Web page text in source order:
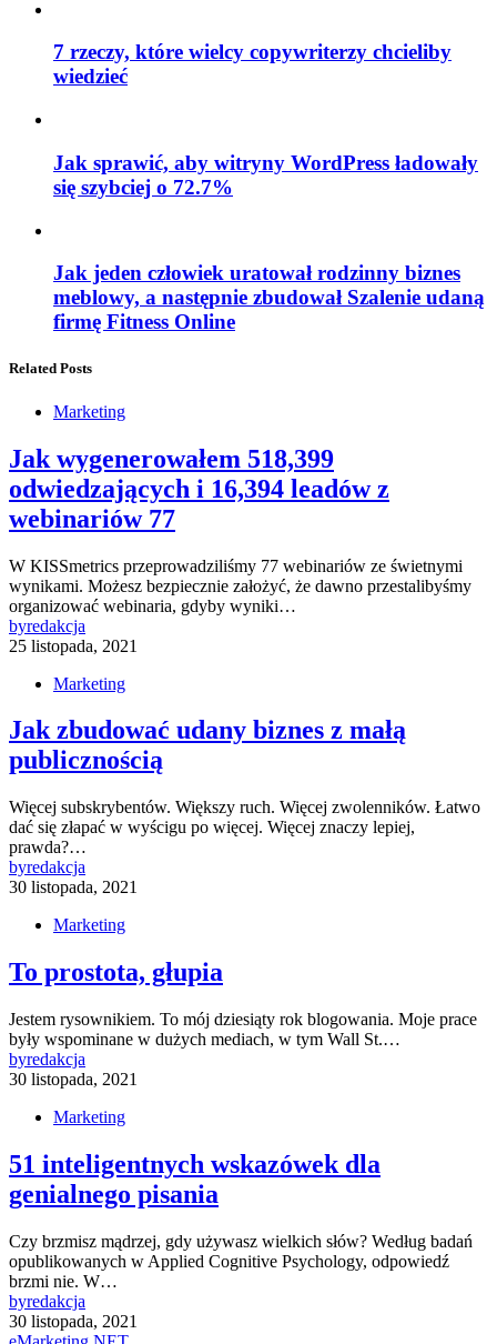
7 rzeczy, które wielcy copywriterzy chcieliby
wiedzieć
Jak sprawić, aby witryny WordPress ładowały
się szybciej o 72.7%
Jak jeden człowiek uratował rodzinny biznes
meblowy, a następnie zbudował Szalenie udaną
firmę Fitness Online
Related Posts
Marketing
Jak wygenerowałem 518,399
odwiedzających i 16,394 leadów z
webinariów 77
W KISSmetrics przeprowadziliśmy 77 webinariów ze świetnymi
wynikami. Możesz bezpiecznie założyć, że dawno przestalibyśmy
organizować webinaria, gdyby wyniki…
byredakcja
25 listopada, 2021
Marketing
Jak zbudować udany biznes z małą
publicznością
Więcej subskrybentów. Większy ruch. Więcej zwolenników. Łatwo
dać się złapać w wyścigu po więcej. Więcej znaczy lepiej,
prawda?…
byredakcja
30 listopada, 2021
Marketing
To prostota, głupia
Jestem rysownikiem. To mój dziesiąty rok blogowania. Moje prace
były wspominane w dużych mediach, w tym Wall St.…
byredakcja
30 listopada, 2021
Marketing
51 inteligentnych wskazówek dla
genialnego pisania
Czy brzmisz mądrzej, gdy używasz wielkich słów? Według badań
opublikowanych w Applied Cognitive Psychology, odpowiedź
brzmi nie. W…
byredakcja
30 listopada, 2021